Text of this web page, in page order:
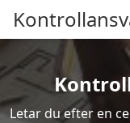
Letar du efter en